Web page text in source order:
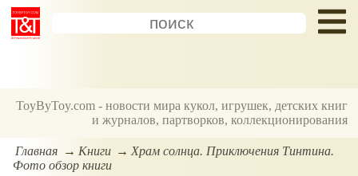
ToyByToy.com - новости мира кукол, игрушек, детских книг
и журналов, партворков, коллекционирования
Главная Книги
Храм солнца. Приключения Тинтина.
Фото обзор книги